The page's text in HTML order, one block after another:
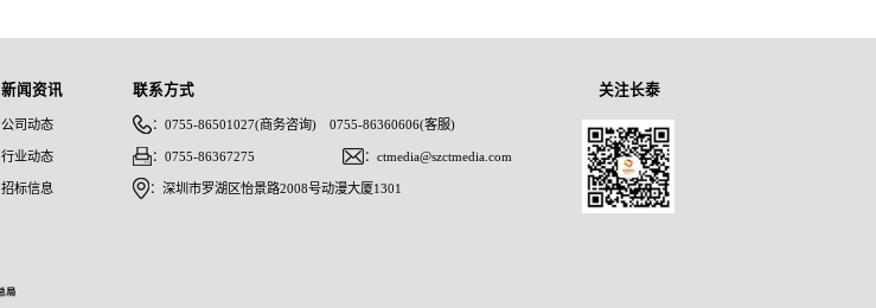
新闻资讯
公司动态
行业动态
招标信息
联系方式
：0755-86501027(商务咨询) 0755-86360606(客服)
：0755-86367275 ：ctmedia@szctmedia.com
：深圳市罗湖区怡景路2008号动漫大厦1301
关注长泰